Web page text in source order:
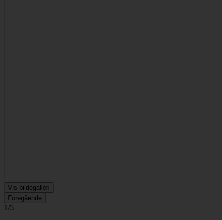
Vis bildegalleri
Foregående
1/5